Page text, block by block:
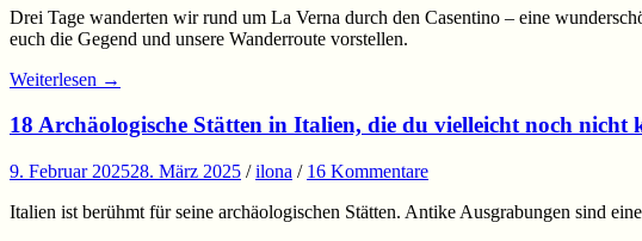
Drei Tage wanderten wir rund um La Verna durch den Casentino – eine
euch die Gegend und unsere Wanderroute vorstellen.
Weiterlesen →
18 Archäologische Stätten in Italien, die du vielleicht noch nicht
9. Februar 202528. März 2025 /ilona / 16 Kommentare
Italien ist berühmt für seine archäologischen Stätten. Antike Ausgrabungen sind